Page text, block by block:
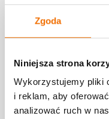
Zgoda
Niniejsza strona
Wykorzystujemy pliki
i reklam, aby
analizować ruch w
Możecie
zasadę SIFT
detektory AI
analizę źródeł i
Aby ukończyć